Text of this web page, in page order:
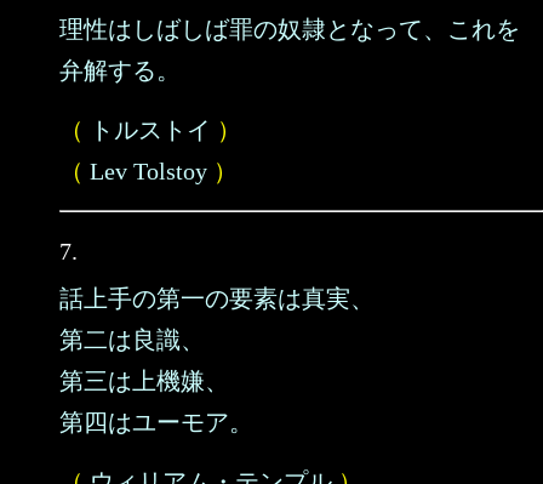
理性はしばしば罪の奴隷となって、これを
弁解する。
（ トルストイ ）
（ Lev Tolstoy ）
7.
話上手の第一の要素は真実、
第二は良識、
第三は上機嫌、
第四はユーモア。